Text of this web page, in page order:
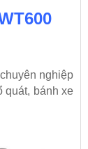
nghiệp
quát, bánh xe